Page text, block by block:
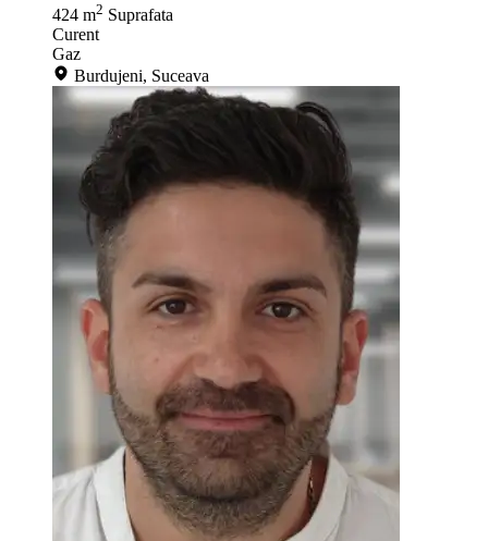
424 m2 Suprafata
Curent
Gaz
Burdujeni, Suceava